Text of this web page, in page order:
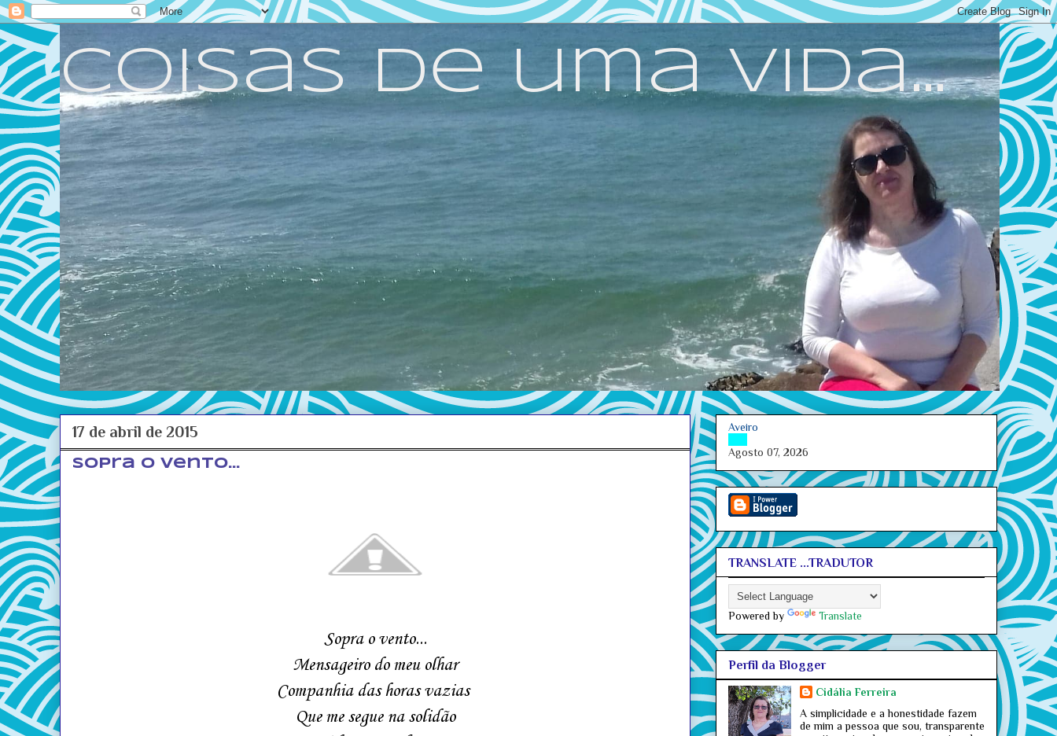
Coisas de uma vida...
17 de abril de 2015
Sopra o vento...
Sopra o vento...
Mensageiro do meu olhar
Companhia das horas vazias
Que me segue na solidão
Aveiro
Agosto 07, 2026
TRANSLATE ...TRADUTOR
Powered by Translate
Perfil da Blogger
Cidália Ferreira
A simplicidade e a honestidade fazem
de mim a pessoa que sou, transparente